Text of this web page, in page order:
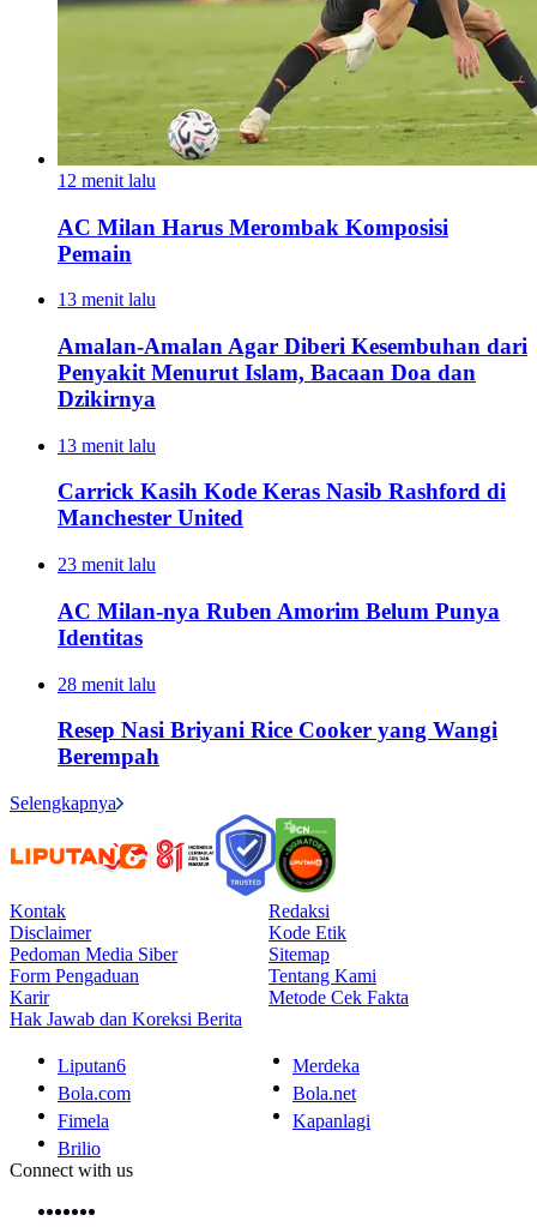
12 menit lalu
AC Milan Harus Merombak Komposisi
Pemain
13 menit lalu
Amalan-Amalan Agar Diberi Kesembuhan dari
Penyakit Menurut Islam, Bacaan Doa dan
Dzikirnya
13 menit lalu
Carrick Kasih Kode Keras Nasib Rashford di
Manchester United
23 menit lalu
AC Milan-nya Ruben Amorim Belum Punya
Identitas
28 menit lalu
Resep Nasi Briyani Rice Cooker yang Wangi
Berempah
Selengkapnya
Kontak
Redaksi
Disclaimer
Kode Etik
Pedoman Media Siber
Sitemap
Form Pengaduan
Tentang Kami
Karir
Metode Cek Fakta
Hak Jawab dan Koreksi Berita
Liputan6
Merdeka
Bola.com
Bola.net
Fimela
Kapanlagi
Brilio
Connect with us